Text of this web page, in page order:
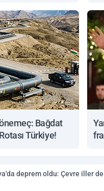
Bağdat
Türkiye!
deprem oldu: Çevre iller